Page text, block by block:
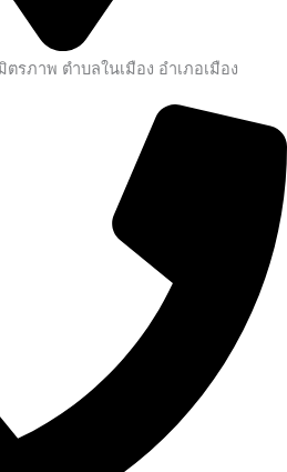
รภาพ ตำบลในเมือง อำเภอเมือง